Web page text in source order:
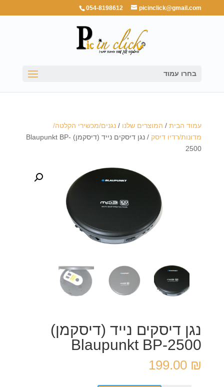
054-8198612 picinclick@gmail.com
בחרו עמוד
עמוד הבית/ המוצרים שלנו / נגנים/מכשירי הקלטה/
מדונות/רדיו דיסק
/ נגן דיסקים נייד (דיסקמן) Blaupunkt BP-
2500
נגן דיסקים נייד (דיסקמן)
Blaupunkt BP-2500
199.00 ₪